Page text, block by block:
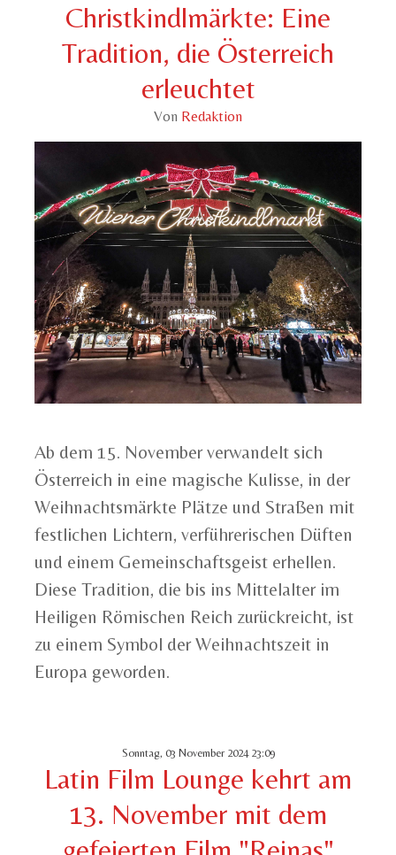
Christkindlmärkte: Eine
Tradition, die Österreich
erleuchtet
Von Redaktion
Ab dem 15. November verwandelt sich
Österreich in eine magische Kulisse, in der
Weihnachtsmärkte Plätze und Straßen mit
festlichen Lichtern, verführerischen Düften
und einem Gemeinschaftsgeist erhellen.
Diese Tradition, die bis ins Mittelalter im
Heiligen Römischen Reich zurückreicht, ist
zu einem Symbol der Weihnachtszeit in
Europa geworden.
Sonntag, 03 November 2024 23:09
Latin Film Lounge kehrt am
13. November mit dem